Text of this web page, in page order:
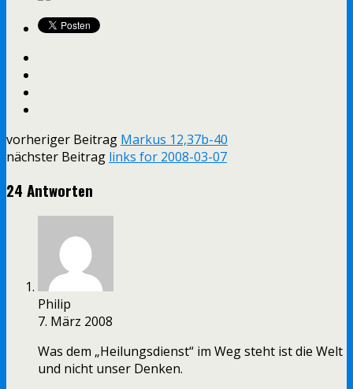
vorheriger Beitrag Markus 12,37b-40
nächster Beitrag links for 2008-03-07
24 Antworten
Philip
7. März 2008
Was dem „Heilungsdienst“ im Weg steht ist die Welt
und nicht unser Denken.